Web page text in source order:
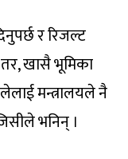
र रिजल्ट
खासै भूमिका
मन्त्रालयले नै
भनिन् ।